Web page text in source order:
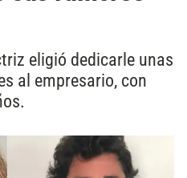
eligió dedicarle unas
al empresario, con